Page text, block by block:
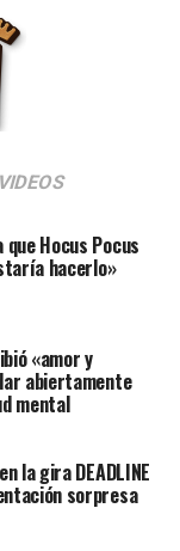
VIDEOS
Hocus Pocus
hacerlo»
«amor y
abiertamente
mental
la gira DEADLINE
sorpresa